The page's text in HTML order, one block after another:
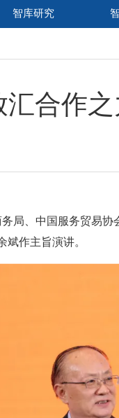
智库研究
合作
局、中国服务贸易
作主旨演讲。